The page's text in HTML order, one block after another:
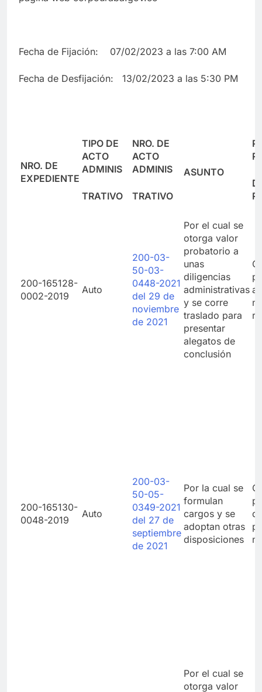
Fecha de Fijación: 07/02/2023 a las 7:00 AM
Fecha de Desfijación: 13/02/2023 a las 5:30 PM
NRO. DE
EXPEDIENTE
TIPO DE
ACTO
ADMINIS
TRATIVO
NRO. DE
ACTO
ADMINIS
TRATIVO
ASUNTO
200-165128-
0002-2019
Auto
200-03-
50-03-
0448-2021
del 29 de
noviembre
de 2021
Por el cual se
otorga valor
probatorio a
unas
diligencias
administrativas
y se corre
traslado para
presentar
alegatos de
conclusión
200-165130-
0048-2019
Auto
200-03-
50-05-
0349-2021
del 27 de
septiembre
de 2021
Por la cual se
formulan
cargos y se
adoptan otras
disposiciones
Por el cual se
otorga valor